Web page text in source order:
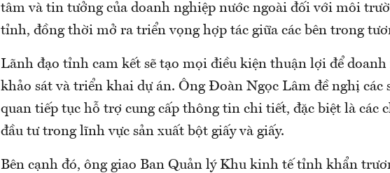
tâm và tin tưởng của doanh nghiệp nước ngoài đối với môi
tỉnh, đồng thời mở ra triển vọng hợp tác giữa các bên trong
Lãnh đạo tỉnh cam kết sẽ tạo mọi điều kiện thuận lợi để
khảo sát và triển khai dự án. Ông Đoàn Ngọc Lâm đề nghị các
quan tiếp tục hỗ trợ cung cấp thông tin chi tiết, đặc biệt là các
đầu tư trong lĩnh vực sản xuất bột giấy và giấy.
Bên cạnh đó, ông giao Ban Quản lý Khu kinh tế tỉnh khẩn